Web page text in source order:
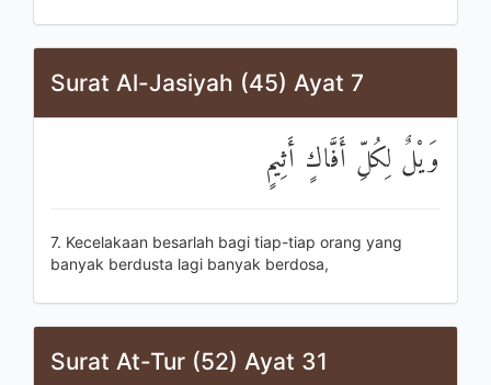
Surat Al-Jasiyah (45) Ayat 7
وَيْلٌ لِكُلِّ أَفَّاكٍ أَثِيمٍ
7. Kecelakaan besarlah bagi tiap-tiap orang yang
banyak berdusta lagi banyak berdosa,
Surat At-Tur (52) Ayat 31